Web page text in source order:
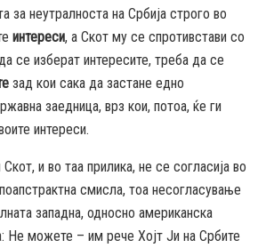
за неутралноста на Србија строго во
интереси, а Скот му се спротивстави со
се изберат интересите, треба да се
зад кои сака да застане едно
заедница, врз кои, потоа, ќе ги
интереси.
и во таа прилика, не се согласија во
смисла, тоа несогласување
западна, односно американска
Не можете – им рече Хојт Ји на Србите